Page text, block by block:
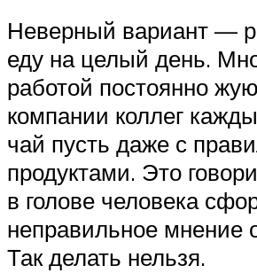
Неверный вариант —
еду на целый день.
работой постоянно
компании коллег
чай пусть даже с
продуктами. Это
в голове человека
неправильное мнение
Так делать нельзя.